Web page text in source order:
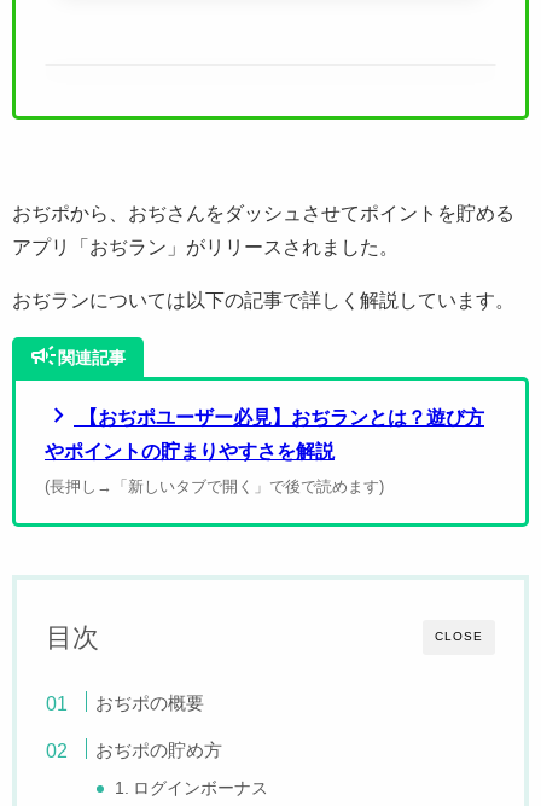
おぢポから、おぢさんをダッシュさせてポイントを貯める
アプリ「おぢラン」がリリースされました。
おぢランについては以下の記事で詳しく解説しています。
campaign関連記事
chevron_right
【おぢポユーザー必見】おぢランとは？遊び方
やポイントの貯まりやすさを解説
(長押し→「新しいタブで開く」で後で読めます)
CLOSE
目次
おぢポの概要
おぢポの貯め方
1. ログインボーナス